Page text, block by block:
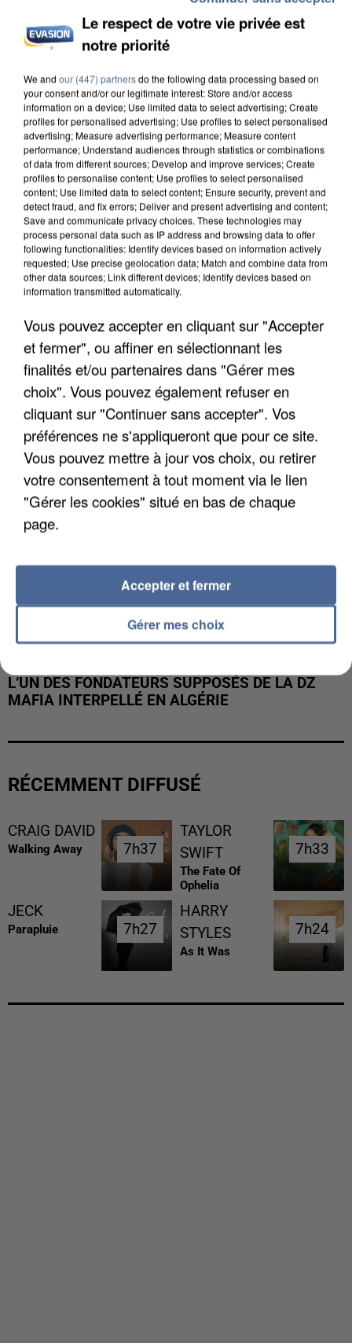
INCENDIES : L’ÎLE-DE-FRANCE LANCE UN ÉLAN
DE SOLIDARITÉ AVEC LES...
APRÈS TOUTES CES CANICULES, LES REFUGES
DE FAUNE SAUVAGE SONT...
L’UN DES FONDATEURS SUPPOSÉS DE LA DZ
MAFIA INTERPELLÉ EN ALGÉRIE
RÉCEMMENT DIFFUSÉ
CRAIG DAVID
Walking Away 7h37
7h37
TAYLOR
SWIFT
The Fate Of
Ophelia
7h33
7h33
JECK
Parapluie 7h27
7h27
HARRY
STYLES
As It Was
7h24
7h24
Le respect de votre vie privée est
notre priorité
We and our (447) partnersdo the following data processing based on
your consent and/or our legitimate interest: Store and/or access
information on a device; Use limited data to select advertising; Create
profiles for personalised advertising; Use profiles to select personalised
advertising; Measure advertising performance; Measure content
performance; Understand audiences through statistics or combinations
of data from different sources; Develop and improve services; Create
profiles to personalise content; Use profiles to select personalised
content; Use limited data to select content; Ensure security, prevent and
detect fraud, and fix errors; Deliver and present advertising and content;
Save and communicate privacy choices. These technologies may
process personal data such as IP address and browsing data to offer
following functionalities: Identify devices based on information actively
requested; Use precise geolocation data; Match and combine data from
other data sources; Link different devices; Identify devices based on
information transmitted automatically.
Vous pouvez accepter en cliquant sur "Accepter
et fermer", ou affiner en sélectionnant les
finalités et/ou partenaires dans "Gérer mes
choix". Vous pouvez également refuser en
cliquant sur "Continuer sans accepter". Vos
préférences ne s'appliqueront que pour ce site.
Vous pouvez mettre à jour vos choix, ou retirer
votre consentement à tout moment via le lien
"Gérer les cookies" situé en bas de chaque
page.
Gérer mes choix
Accepter et fermer